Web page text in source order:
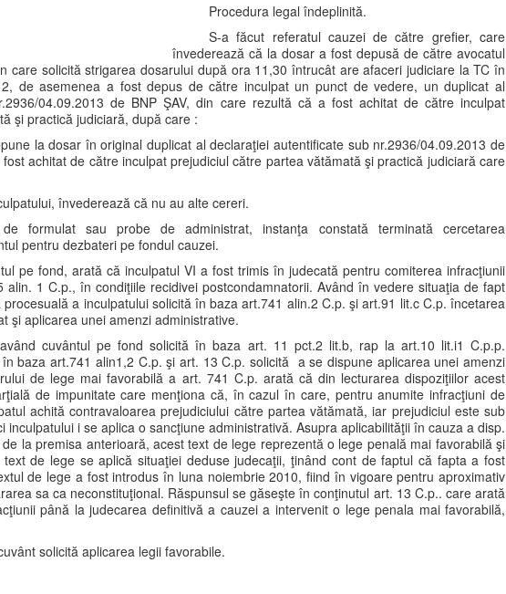
Procedura legal îndeplinită.
S-a făcut referatul cauzei de către grefier, care
învederează că la dosar a fost depusă de către avocatul
care solicită strigarea dosarului după ora 11,30 întrucât are afaceri judiciare la TC în
de asemenea a fost depus de către inculpat un punct de vedere, un duplicat al
04.09.2013 de BNP ŞAV, din care rezultă că a fost achitat de către inculpat
şi practică judiciară, după care :
la dosar în original duplicat al declaraţiei autentificate sub nr.2936/04.09.2013 de
achitat de către inculpat prejudiciul către partea vătămată şi practică judiciară care
învederează că nu au alte cereri.
formulat sau probe de administrat, instanţa constată terminată cercetarea
pentru dezbateri pe fondul cauzei.
pe fond, arată că inculpatul VI a fost trimis în judecată pentru comiterea infracţiunii
alin. 1 C.p., în condiţiile recidivei postcondamnatorii. Având în vedere situaţia de fapt
a inculpatului solicită în baza art.741 alin.2 C.p. şi art.91 lit.c C.p. încetarea
şi aplicarea unei amenzi administrative.
cuvântul pe fond solicită în baza art. 11 pct.2 lit.b, rap la art.10 lit.i1 C.p.p.
baza art.741 alin1,2 C.p. şi art. 13 C.p. solicită a se dispune aplicarea unei amenzi
de lege mai favorabilă a art. 741 C.p. arată că din lecturarea dispoziţiilor acest
de impunitate care menţiona că, în cazul în care, pentru anumite infracţiuni de
achită contravaloarea prejudiciului către partea vătămată, iar prejudiciul este sub
inculpatului i se aplica o sancţiune administrativă. Asupra aplicabilităţii în cauza a disp.
la premisa anterioară, acest text de lege reprezentă o lege penală mai favorabilă şi
de lege se aplică situaţiei deduse judecaţii, ţinând cont de faptul că fapta a fost
de lege a fost introdus în luna noiembrie 2010, fiind în vigoare pentru aproximativ
sa ca neconstituţional. Răspunsul se găseşte în conţinutul art. 13 C.p.. care arată
până la judecarea definitivă a cauzei a intervenit o lege penala mai favorabilă,
solicită aplicarea legii favorabile.